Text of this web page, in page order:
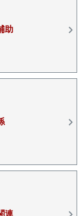
助
連